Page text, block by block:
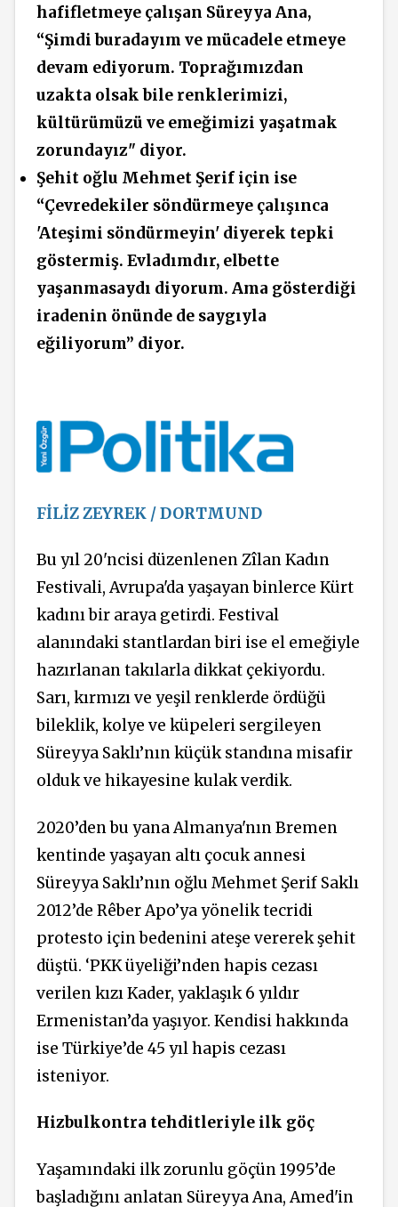
hafifletmeye çalışan Süreyya Ana,
“Şimdi buradayım ve mücadele etmeye
devam ediyorum. Toprağımızdan
uzakta olsak bile renklerimizi,
kültürümüzü ve emeğimizi yaşatmak
zorundayız" diyor.
Şehit oğlu Mehmet Şerif için ise
“Çevredekiler söndürmeye çalışınca
'Ateşimi söndürmeyin' diyerek tepki
göstermiş. Evladımdır, elbette
yaşanmasaydı diyorum. Ama gösterdiği
iradenin önünde de saygıyla
eğiliyorum” diyor.
FİLİZ ZEYREK / DORTMUND
Bu yıl 20'ncisi düzenlenen Zîlan Kadın
Festivali, Avrupa'da yaşayan binlerce Kürt
kadını bir araya getirdi. Festival
alanındaki stantlardan biri ise el emeğiyle
hazırlanan takılarla dikkat çekiyordu.
Sarı, kırmızı ve yeşil renklerde ördüğü
bileklik, kolye ve küpeleri sergileyen
Süreyya Saklı’nın küçük standına misafir
olduk ve hikayesine kulak verdik.
2020’den bu yana Almanya'nın Bremen
kentinde yaşayan altı çocuk annesi
Süreyya Saklı’nın oğlu Mehmet Şerif Saklı
2012’de Rêber Apo’ya yönelik tecridi
protesto için bedenini ateşe vererek şehit
düştü. ‘PKK üyeliği’nden hapis cezası
verilen kızı Kader, yaklaşık 6 yıldır
Ermenistan’da yaşıyor. Kendisi hakkında
ise Türkiye’de 45 yıl hapis cezası
isteniyor.
Hizbulkontra tehditleriyle ilk göç
Yaşamındaki ilk zorunlu göçün 1995’de
başladığını anlatan Süreyya Ana, Amed'in